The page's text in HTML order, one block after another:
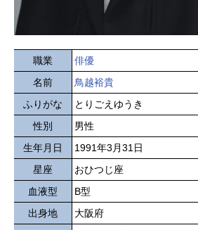
職業
俳優
名前
鳥越裕貴
ふりがな
とりごえゆうき
性別
男性
生年月日
1991年3月31日
星座
おひつじ座
血液型
B型
出身地
大阪府